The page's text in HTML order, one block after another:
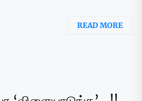
READ MORE